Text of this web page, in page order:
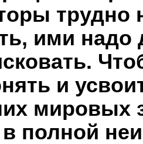
ими надо
и
мировых
полной